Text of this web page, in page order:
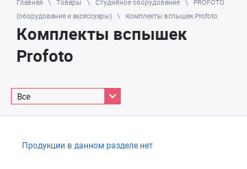
Главная Товары Студийное оборудование
PROFOTO
(оборудование и аксессуары)
Комплекты вспышек Profoto
Комплекты вспышек
Profoto
Все
Продукции в данном разделе нет